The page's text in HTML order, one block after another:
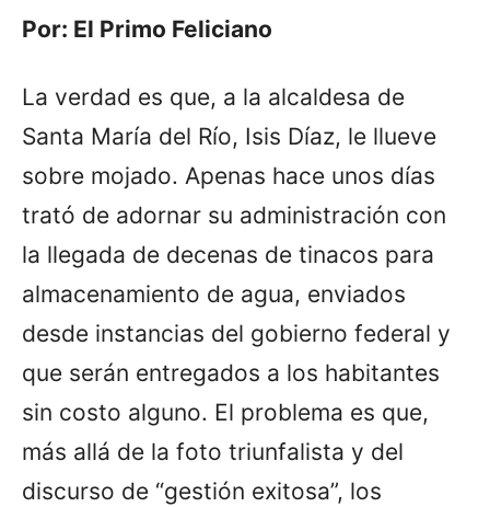
Por: El Primo Feliciano
La verdad es que, a la alcaldesa de
Santa María del Río, Isis Díaz, le llueve
sobre mojado. Apenas hace unos días
trató de adornar su administración con
la llegada de decenas de tinacos para
almacenamiento de agua, enviados
desde instancias del gobierno federal y
que serán entregados a los habitantes
sin costo alguno. El problema es que,
más allá de la foto triunfalista y del
discurso de “gestión exitosa”, los